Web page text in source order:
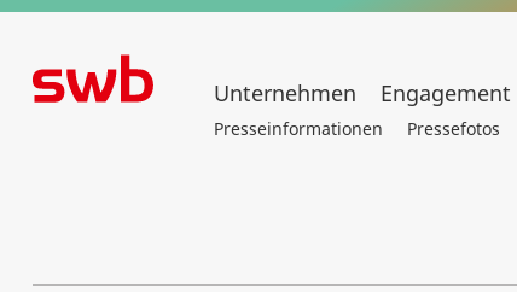
Unternehmen Engagement
Presseinformationen Pressefotos